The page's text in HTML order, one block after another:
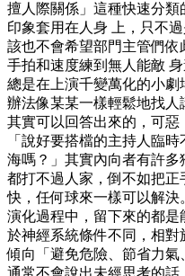
擅人際關係」這種快速分
印象套用在人身 上，只不
該也不會希望部門主管們
手拍和速度練到無人能敵
總是在上演千變萬化的小
辦法像某某一樣輕鬆地找
其實可以回答出來的，可
「說好要搭檔的主持人臨
海嗎？」其實內向者有許
都打不過人家，倒不如把
快，任何球來一樣可以解決
演化過程中，留下來的都
於神經系統條件不同，相
傾向「避免危險、節省力